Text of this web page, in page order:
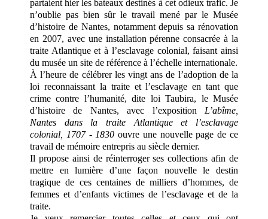
partaient hier les bateaux destinés à cet odieux trafic. Je
n’oublie pas bien sûr le travail mené par le Musée
d’histoire de Nantes, notamment depuis sa rénovation
en 2007, avec une installation pérenne consacrée à la
traite Atlantique et à l’esclavage colonial, faisant ainsi
du musée un site de référence à l’échelle internationale.
À l’heure de célébrer les vingt ans de l’adoption de la
loi reconnaissant la traite et l’esclavage en tant que
crime contre l’humanité, dite loi Taubira, le Musée
d’histoire de Nantes, avec l’exposition L’abîme,
Nantes dans la traite Atlantique et l’esclavage
colonial, 1707 - 1830 ouvre une nouvelle page de ce
travail de mémoire entrepris au siècle dernier.
Il propose ainsi de réinterroger ses collections afin de
mettre en lumière d’une façon nouvelle le destin
tragique de ces centaines de milliers d’hommes, de
femmes et d’enfants victimes de l’esclavage et de la
traite.